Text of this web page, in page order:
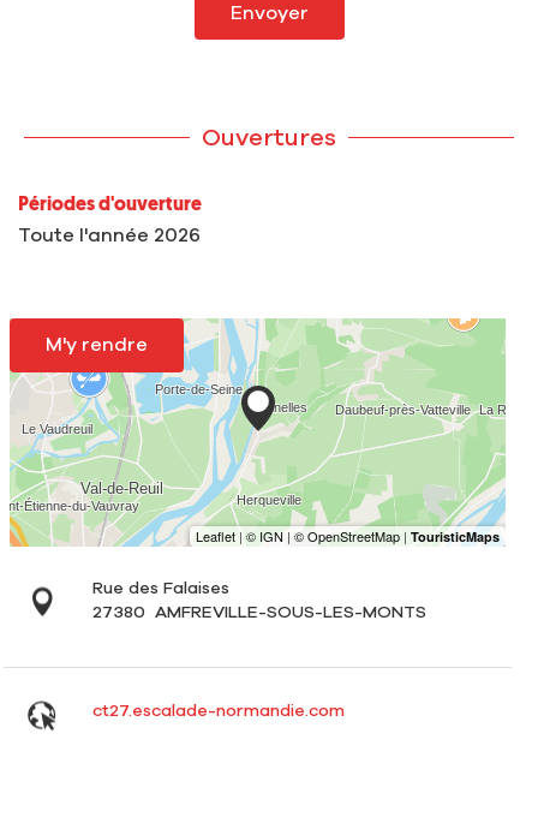
Envoyer
Ouvertures
Périodes d'ouverture
Toute l'année 2026
M'y rendre
Rue des Falaises
27380
AMFREVILLE-SOUS-LES-MONTS
ct27.escalade-normandie.com